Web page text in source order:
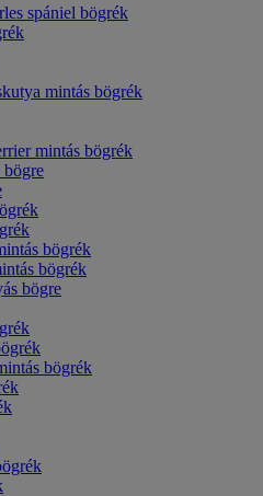
spániel bögrék
mintás bögrék
mintás bögrék
bögre
bögrék
bögrék
bögre
bögrék